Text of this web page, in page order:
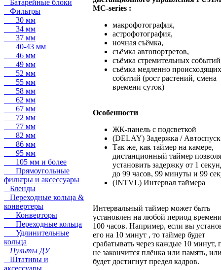
Батарейные блоки
Фильтры
30 мм
34 мм
37 мм
40-43 мм
46 мм
49 мм
52 мм
55 мм
58 мм
62 мм
67 мм
72 мм
77 мм
82 мм
86 мм
95 мм
105 мм и более
Прямоугольные
фильтры и аксессуары
Бленды
Переходные кольца &
конвертеры
Конверторы
Переходные кольца
Удлинительные
кольца
Пульты ДУ
Штативы и
аксессуары
MC-series :
макрофотография,
астрофотография,
ночная съёмка,
съёмка автопортретов,
съёмка стремительных
cъёмка медленно происходящих
собитий (рост растений, смена
времени суток)
Особенности
ЖК-панель с подсветкой
(DELAY) Задержка / Автоспуск
Так же, как таймер на камере,
дистанционный таймер
установить задержку от 1
до 99 часов, 99 минуты и 99
(INTVL) Интервал таймера
Интервальный таймер может быть
установлен на любой период
100 часов. Например, если вы
его на 10 минут , то таймер будет
срабатывать через каждые 10 минут,
не закончится плёнка или память,
будет достигнут предел кадров.